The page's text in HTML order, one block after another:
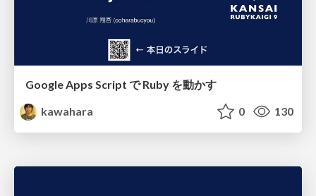
Google Apps Script で Ruby を動かす
kawahara
0 130